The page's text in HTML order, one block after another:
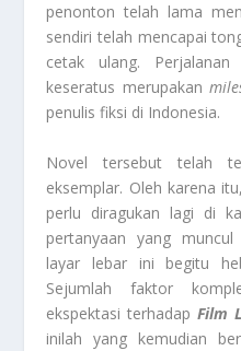
penonton telah lama
sendiri telah mencapai
cetak ulang.
keseratus merupakan
penulis fiksi di Indonesia.
Novel tersebut telah
eksemplar. Oleh karena
perlu diragukan lagi di
pertanyaan yang
layar lebar ini begitu
Sejumlah faktor
ekspektasi terhadapFilm
inilah yang kemudian